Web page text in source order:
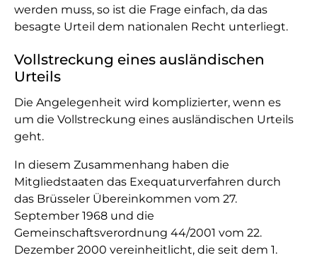
werden muss, so ist die Frage einfach, da das
besagte Urteil dem nationalen Recht unterliegt.
Vollstreckung eines ausländischen
Urteils
Die Angelegenheit wird komplizierter, wenn es
um die Vollstreckung eines ausländischen Urteils
geht.
In diesem Zusammenhang haben die
Mitgliedstaaten das Exequaturverfahren durch
das Brüsseler Übereinkommen vom 27.
September 1968 und die
Gemeinschaftsverordnung 44/2001 vom 22.
Dezember 2000 vereinheitlicht, die seit dem 1.